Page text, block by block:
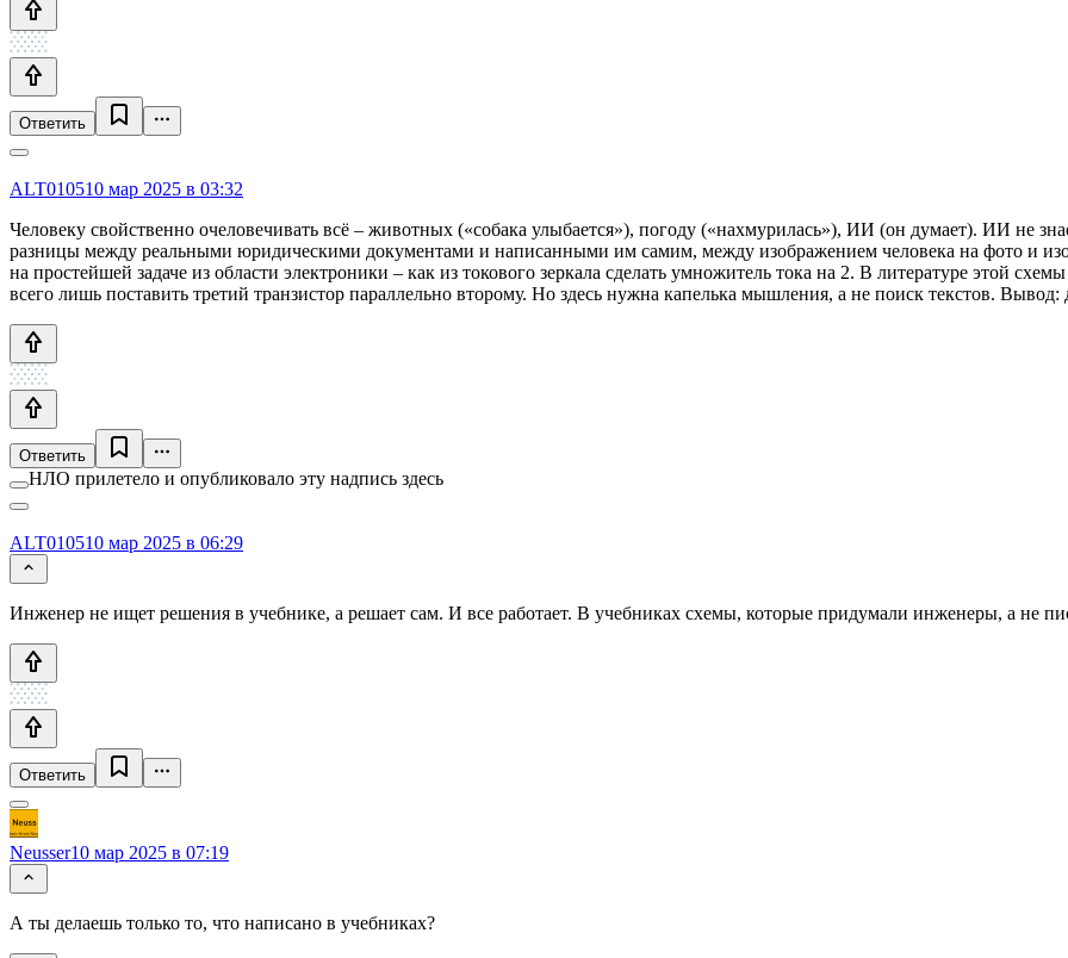
Ответить
ALT010510 мар 2025 в 03:32
Человеку свойственно очеловечивать всё – животных («собака улыбается»), погоду («нахмурилась»), ИИ (он думает). ИИ не
разницы между реальными юридическими документами и написанными им самим, между изображением человека на фото и
на простейшей задаче из области электроники – как из токового зеркала сделать умножитель тока на 2. В литературе этой
всего лишь поставить третий транзистор параллельно второму. Но здесь нужна капелька мышления, а не поиск текстов.
Ответить
НЛО прилетело и опубликовало эту надпись здесь
ALT010510 мар 2025 в 06:29
Инженер не ищет решения в учебнике, а решает сам. И все работает. В учебниках схемы, которые придумали инженеры, а не
Ответить
Neusser10 мар 2025 в 07:19
А ты делаешь только то, что написано в учебниках?